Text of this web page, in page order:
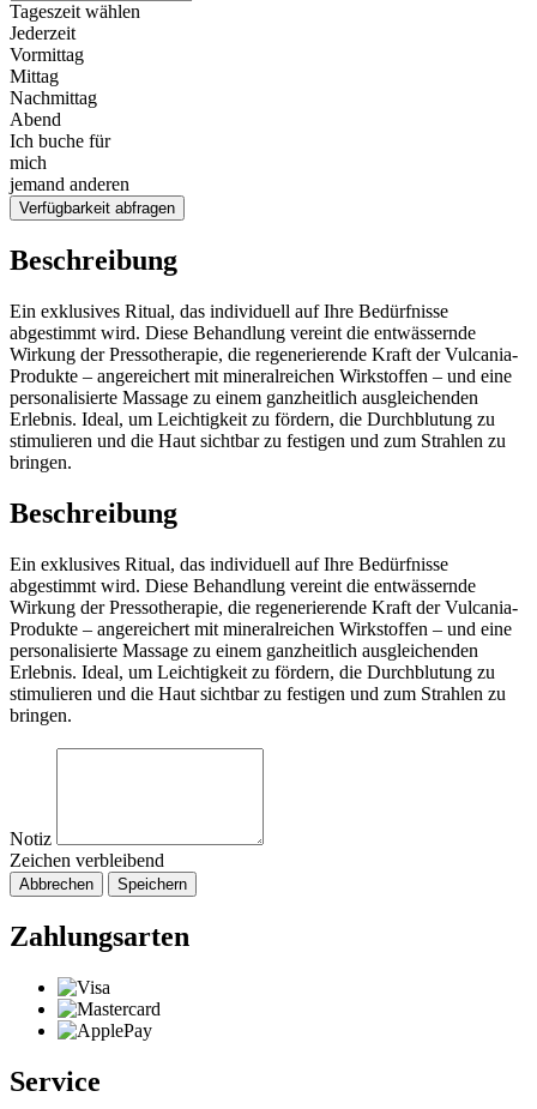
Tageszeit wählen
Jederzeit
Vormittag
Mittag
Nachmittag
Abend
Ich buche für
mich
jemand anderen
Verfügbarkeit abfragen
Beschreibung
Ein exklusives Ritual, das individuell auf Ihre Bedürfnisse
abgestimmt wird. Diese Behandlung vereint die entwässernde
Wirkung der Pressotherapie, die regenerierende Kraft der Vulcania-
Produkte – angereichert mit mineralreichen Wirkstoffen – und eine
personalisierte Massage zu einem ganzheitlich ausgleichenden
Erlebnis. Ideal, um Leichtigkeit zu fördern, die Durchblutung zu
stimulieren und die Haut sichtbar zu festigen und zum Strahlen zu
bringen.
Beschreibung
Ein exklusives Ritual, das individuell auf Ihre Bedürfnisse
abgestimmt wird. Diese Behandlung vereint die entwässernde
Wirkung der Pressotherapie, die regenerierende Kraft der Vulcania-
Produkte – angereichert mit mineralreichen Wirkstoffen – und eine
personalisierte Massage zu einem ganzheitlich ausgleichenden
Erlebnis. Ideal, um Leichtigkeit zu fördern, die Durchblutung zu
stimulieren und die Haut sichtbar zu festigen und zum Strahlen zu
bringen.
Notiz
Zeichen verbleibend
Abbrechen Speichern
Zahlungsarten
Service